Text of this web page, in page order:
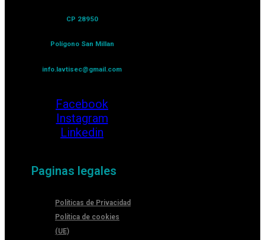
CP 28950
Polígono San Millan
info.lavtisec@gmail.com
Facebook
Instagram
Linkedin
Paginas legales
Políticas de Privacidad
Política de cookies
(UE)